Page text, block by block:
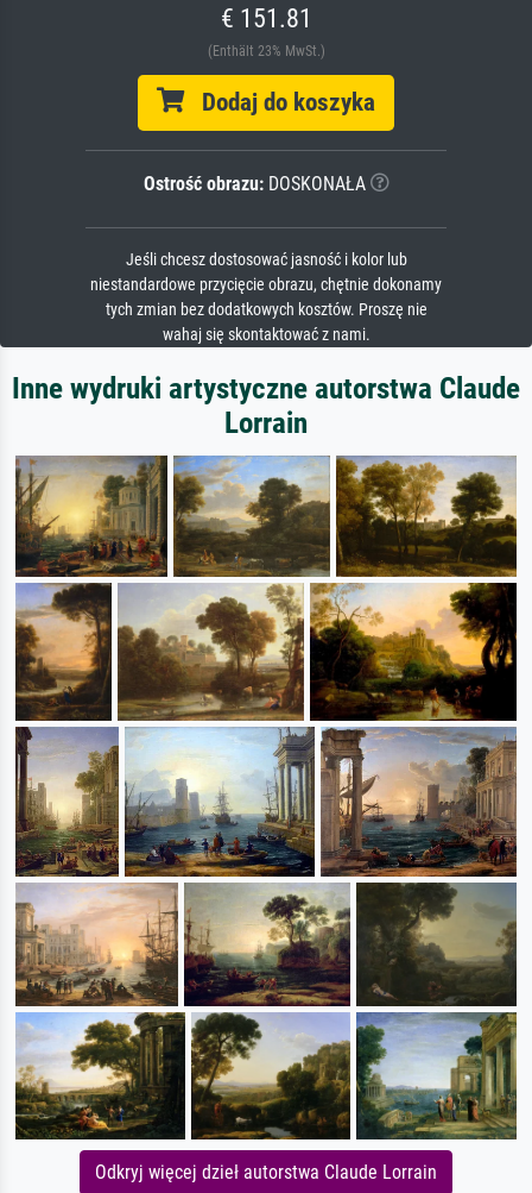
€ 151.81
(Enthält 23% MwSt.)
Dodaj do koszyka
Ostrość obrazu:DOSKONAŁA
Jeśli chcesz dostosować jasność i kolor lub
niestandardowe przycięcie obrazu, chętnie dokonamy
tych zmian bez dodatkowych kosztów. Proszę nie
wahaj się skontaktować z nami.
Inne wydruki artystyczne autorstwa Claude
Lorrain
Odkryj więcej dzieł autorstwa Claude Lorrain